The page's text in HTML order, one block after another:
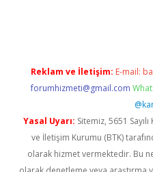
Reklam ve İletişim: E-mail:
forumhizmeti@gmail.com
Yasal Uyarı: Sitemiz, 5651
ve İletişim Kurumu (BTK)
olarak hizmet vermektedir. Bu